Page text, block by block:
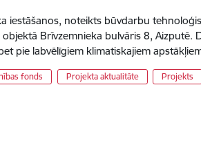
iestāšanos, noteikts būvdarbu
Brīvzemnieka bulvāris 8, Aizputē.
pie labvēlīgiem klimatiskajiem
fonds Projekta aktualitāte Projekts